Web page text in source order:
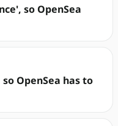
so OpenSea
so OpenSea has to